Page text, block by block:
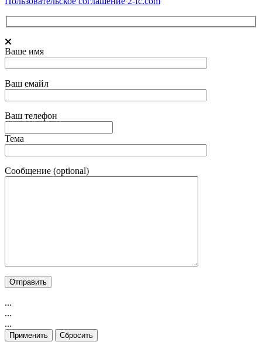
Ваше имя
Ваш емайл
Ваш телефон
Тема
Сообщение (optional)
...
...
...
Применить Сбросить